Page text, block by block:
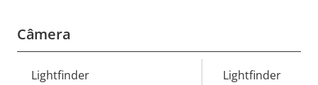
Câmera
Descrição
Lightfinder Lightfinder